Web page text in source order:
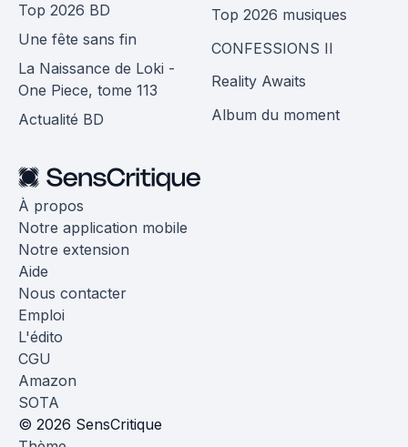
Top 2026 BD
Une fête sans fin
La Naissance de Loki -
One Piece, tome 113
Actualité BD
Top 2026 musiques
CONFESSIONS II
Reality Awaits
Album du moment
À propos
Notre application mobile
Notre extension
Aide
Nous contacter
Emploi
L'édito
CGU
Amazon
SOTA
© 2026 SensCritique